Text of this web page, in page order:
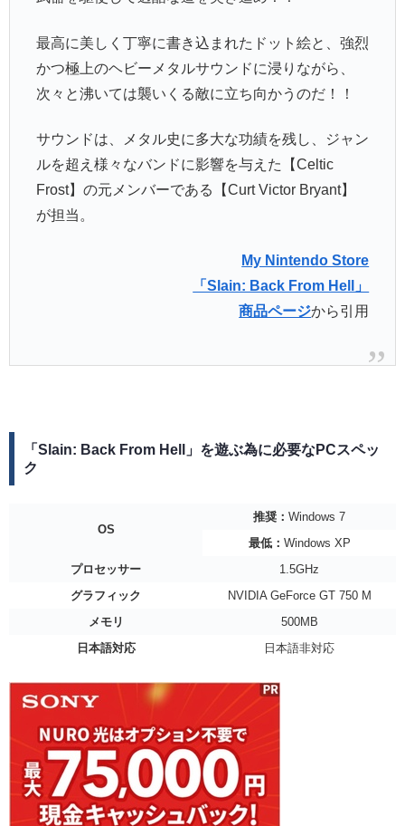
最高に美しく丁寧に書き込まれたドット絵と、強烈
かつ極上のヘビーメタルサウンドに浸りながら、
次々と沸いては襲いくる敵に立ち向かうのだ！！
サウンドは、メタル史に多大な功績を残し、ジャン
ルを超え様々なバンドに影響を与えた【Celtic
Frost】の元メンバーである【Curt Victor Bryant】
が担当。
My Nintendo Store
「Slain: Back From Hell」
商品ページから引用
「Slain: Back From Hell」を遊ぶ為に必要なPCスペッ
ク
OS
推奨： Windows 7
最低： Windows XP
プロセッサー
1.5GHz
グラフィック
NVIDIA GeForce GT 750 M
メモリ
500MB
日本語対応
日本語非対応